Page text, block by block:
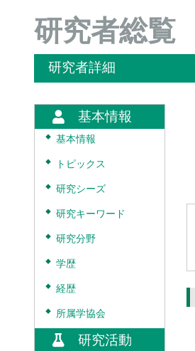
研究者総覧
研究者詳細
基本情報
◆ 基本情報
◆ トピックス
◆ 研究シーズ
◆ 研究キーワード
◆ 研究分野
◆ 学歴
◆ 経歴
◆ 所属学協会
研究活動